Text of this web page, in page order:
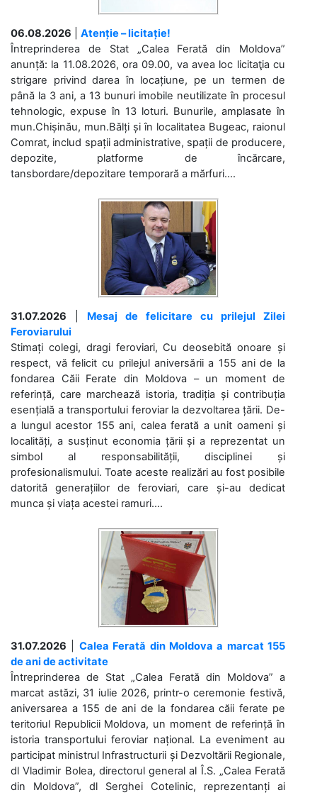
06.08.2026
Atenție – licitație!
Întreprinderea de Stat „Calea Ferată din Moldova”
anunță: la 11.08.2026, ora 09.00, va avea loc licitaţia cu
strigare privind darea în locațiune, pe un termen de
până la 3 ani, a 13 bunuri imobile neutilizate în procesul
tehnologic, expuse în 13 loturi. Bunurile, amplasate în
mun.Chișinău, mun.Bălți și în localitatea Bugeac, raionul
Comrat, includ spații administrative, spații de producere,
depozite, platforme de încărcare,
tansbordare/depozitare temporară a mărfuri....
31.07.2026
Mesaj de felicitare cu prilejul Zilei
Feroviarului
Stimați colegi, dragi feroviari, Cu deosebită onoare și
respect, vă felicit cu prilejul aniversării a 155 ani de la
fondarea Căii Ferate din Moldova – un moment de
referință, care marchează istoria, tradiția și contribuția
esențială a transportului feroviar la dezvoltarea țării. De-
a lungul acestor 155 ani, calea ferată a unit oameni și
localități, a susținut economia țării și a reprezentat un
simbol al responsabilității, disciplinei și
profesionalismului. Toate aceste realizări au fost posibile
datorită generațiilor de feroviari, care și-au dedicat
munca și viața acestei ramuri....
31.07.2026
Calea Ferată din Moldova a marcat 155
de ani de activitate
Întreprinderea de Stat „Calea Ferată din Moldova” a
marcat astăzi, 31 iulie 2026, printr-o ceremonie festivă,
aniversarea a 155 de ani de la fondarea căii ferate pe
teritoriul Republicii Moldova, un moment de referință în
istoria transportului feroviar național. La eveniment au
participat ministrul Infrastructurii și Dezvoltării Regionale,
dl Vladimir Bolea, directorul general al Î.S. „Calea Ferată
din Moldova”, dl Serghei Cotelinic, reprezentanți ai